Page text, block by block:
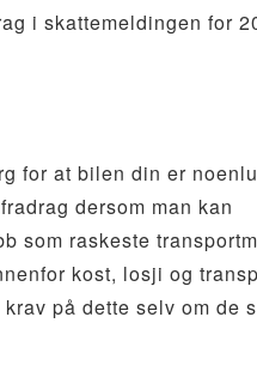
i skattemeldingen for
for at bilen din er
dersom man kan
som raskeste
kost, losji og
på dette selv om de